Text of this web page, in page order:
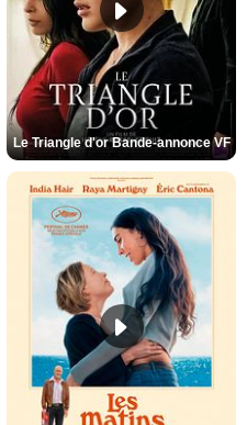
Le Triangle d'or Bande-annonce VF